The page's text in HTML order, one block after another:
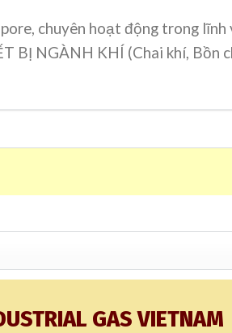
chuyên hoạt động trong
BỊ NGÀNH KHÍ (Chai khí,
GAS VIETNAM